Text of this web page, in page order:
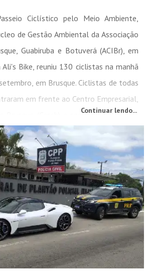
Ciclístico pelo Meio Ambiente,
de Gestão Ambiental da Associação
Guabiruba e Botuverá (ACIBr), em
Bike, reuniu 130 ciclistas na manhã
em Brusque. Ciclistas de todas
em frente ao Centro Empresarial,
Brusque (Cescb) e seguiram pelas ruas
Continuar lendo...